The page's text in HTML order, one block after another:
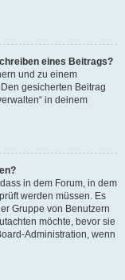
eines Beitrags?
und zu einem
gesicherten Beitrag
in deinem
in dem Forum, in dem
werden müssen. Es
Gruppe von Benutzern
möchte, bevor sie
Administration, wenn